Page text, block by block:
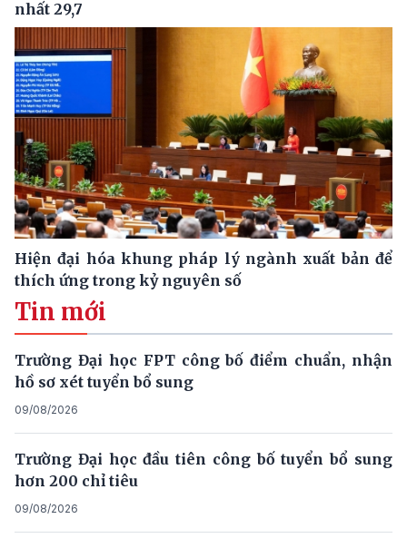
nhất 29,7
Hiện đại hóa khung pháp lý ngành xuất bản để
thích ứng trong kỷ nguyên số
Tin mới
Trường Đại học FPT công bố điểm chuẩn, nhận
hồ sơ xét tuyển bổ sung
09/08/2026
Trường Đại học đầu tiên công bố tuyển bổ sung
hơn 200 chỉ tiêu
09/08/2026